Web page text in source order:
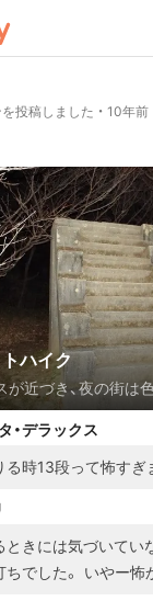
投稿しました 10年前
ハイク
が近づき、夜の街は
きで彩られます。
市の心霊スポット巡
も夜中。
・デラックス
る時13段って怖すぎ
ときには気づいてい
ちでした。 いやー怖